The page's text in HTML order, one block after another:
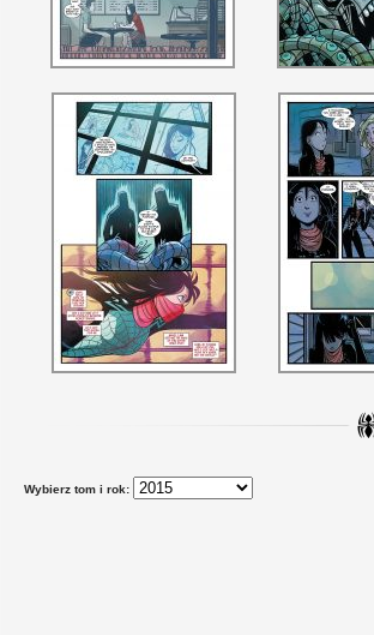
Wybierz tom i rok: